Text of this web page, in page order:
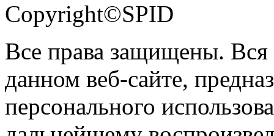
Copyright©SPID
Все права защищены.
данном веб-сайте,
персонального